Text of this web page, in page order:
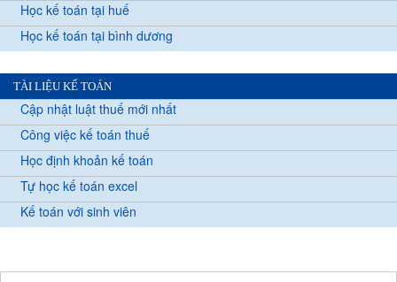
Học kế toán tại huế
Học kế toán tại bình dương
TÀI LIỆU KẾ TOÁN
Cập nhật luật thuế mới nhất
Công việc kế toán thuế
Học định khoản kế toán
Tự học kế toán excel
Kế toán với sinh viên